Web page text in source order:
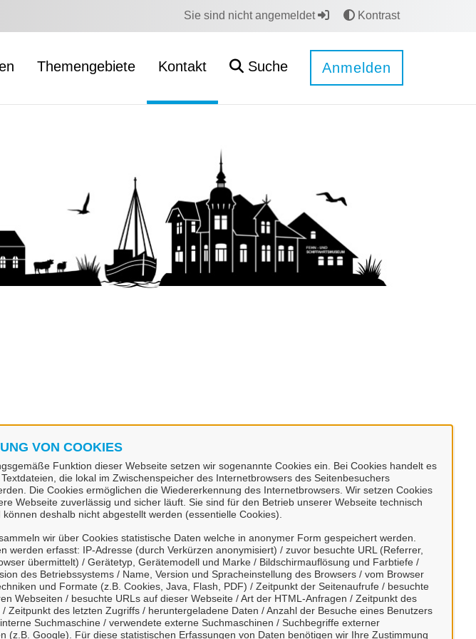
VON COOKIES
Funktion dieser Webseite setzen wir sogenannte Cookies ein. Bei Cookies handelt es
die lokal im Zwischenspeicher des Internetbrowsers des Seitenbesuchers
Die Cookies ermöglichen die Wiedererkennung des Internetbrowsers. Wir setzen Cookies
Webseite zuverlässig und sicher läuft. Sie sind für den Betrieb unserer Webseite technisch
können deshalb nicht abgestellt werden (essentielle Cookies).
wir über Cookies statistische Daten welche in anonymer Form gespeichert werden.
werden erfasst: IP-Adresse (durch Verkürzen anonymisiert) / zuvor besuchte URL (Referrer,
übermittelt) / Gerätetyp, Gerätemodell und Marke / Bildschirmauflösung und Farbtiefe /
des Betriebssystems / Name, Version und Spracheinstellung des Browsers / vom Browser
und Formate (z.B. Cookies, Java, Flash, PDF) / Zeitpunkt der Seitenaufrufe / besuchte
Webseiten / besuchte URLs auf dieser Webseite / Art der HTML-Anfragen / Zeitpunkt des
Zeitpunkt des letzten Zugriffs / heruntergeladene Daten / Anzahl der Besuche eines Benutzers
Suchmaschine / verwendete externe Suchmaschinen / Suchbegriffe externer
(z.B. Google). Für diese statistischen Erfassungen von Daten benötigen wir Ihre Zustimmung
Sie sind nicht angemeldet Kontrast
Themengebiete Kontakt Suche Anmelden